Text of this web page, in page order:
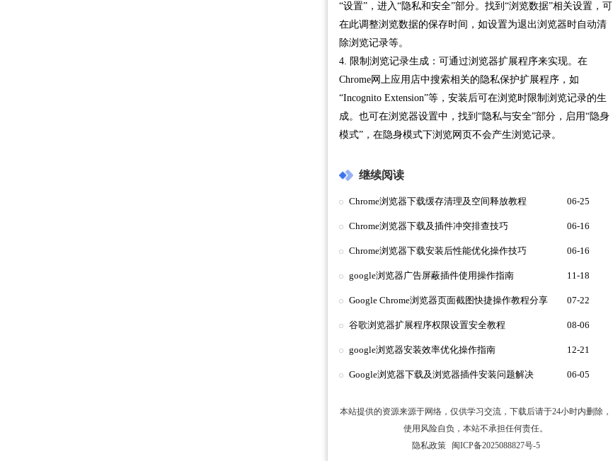
“设置”，进入“隐私和安全”部分。找到“浏览数据”相关设置，可
在此调整浏览数据的保存时间，如设置为退出浏览器时自动清
除浏览记录等。
4. 限制浏览记录生成：可通过浏览器扩展程序来实现。在
Chrome网上应用店中搜索相关的隐私保护扩展程序，如
“Incognito Extension”等，安装后可在浏览时限制浏览记录的生
成。也可在浏览器设置中，找到“隐私与安全”部分，启用“隐身
模式”，在隐身模式下浏览网页不会产生浏览记录。
继续阅读
Chrome浏览器下载缓存清理及空间释放教程 06-25
Chrome浏览器下载及插件冲突排查技巧 06-16
Chrome浏览器下载安装后性能优化操作技巧 06-16
google浏览器广告屏蔽插件使用操作指南 11-18
Google Chrome浏览器页面截图快捷操作教程分享 07-22
谷歌浏览器扩展程序权限设置安全教程 08-06
google浏览器安装效率优化操作指南 12-21
Google浏览器下载及浏览器插件安装问题解决 06-05
本站提供的资源来源于网络，仅供学习交流，下载后请于24小时内删除，
使用风险自负，本站不承担任何责任。
隐私政策
闽ICP备2025088827号-5